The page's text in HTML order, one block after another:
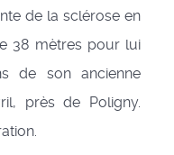
de la sclérose en
38 mètres pour lui
de son ancienne
près de Poligny.